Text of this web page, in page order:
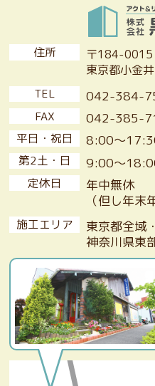
住所
〒184-0015
東京都小金
TEL
042-384-
FAX 042-385-
平日・祝日 8:00〜
第2土・日 9:00〜
定休日
年中無休
（但し年末
施工エリア
東京都全域
神奈川県東